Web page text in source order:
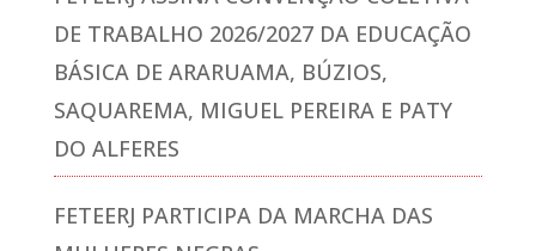
DE TRABALHO 2026/2027 DA EDUCAÇÃO
BÁSICA DE ARARUAMA, BÚZIOS,
SAQUAREMA, MIGUEL PEREIRA E PATY
DO ALFERES
FETEERJ PARTICIPA DA MARCHA DAS